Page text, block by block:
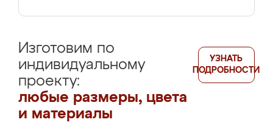
Изготовим по
индивидуальному
проекту:
любые размеры, цвета
и материалы
УЗНАТЬ
ПОДРОБНОСТИ